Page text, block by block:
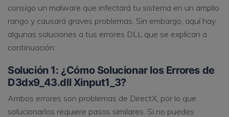
consigo un malware que infectará tu sistema en un amplio
rango y causará graves problemas. Sin embargo, aquí hay
algunas soluciones a tus errores DLL que se explican a
continuación:
Solución 1: ¿Cómo Solucionar los Errores de
D3dx9_43.dll Xinput1_3?
Ambos errores son problemas de DirectX, por lo que
solucionarlos requiere pasos similares. Si no puedes